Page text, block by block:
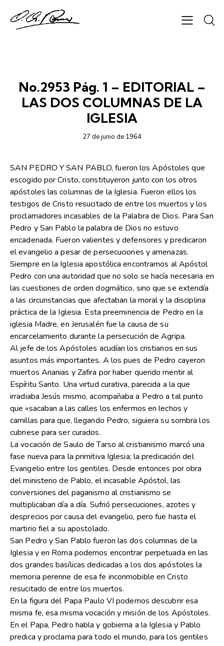
No.2953 Pág. 1 – EDITORIAL –
LAS DOS COLUMNAS DE LA
IGLESIA
27 de junio de 1964
SAN PEDRO Y SAN PABLO, fueron los Apóstoles que
escogido por Cristo, constituyeron junto con los otros
apóstoles las columnas de la Iglesia. Fueron ellos los
testigos de Cristo resucitado de entre los muertos y los
proclamadores incasables de la Palabra de Dios. Para San
Pedro y San Pablo la palabra de Dios no estuvo
encadenada. Fueron valientes y defensores y predicaron
el evangelio a pesar de persecuciones y amenazas.
Siempre en la Iglesia apostólica encontramos al Apóstol
Pedro con una autoridad que no solo se hacía necesaria en
las cuestiones de orden dogmático, sino que se extendía
a las circunstancias que afectaban la moral y la disciplina
práctica de la Iglesia. Esta preeminencia de Pedro en la
iglesia Madre, en Jerusalén fue la causa de su
encarcelamiento durante la persecución de Agripa.
Al jefe de los Apóstoles acudían los cristianos en sus
asuntos más importantes. A los pues de Pedro cayeron
muertos Ananias y Zafira por haber querido mentir al
Espíritu Santo. Una virtud curativa, parecida a la que
irradiaba Jesús mismo, acompañaba a Pedro a tal punto
que «sacaban a las calles los enfermos en lechos y
camillas para que, llegando Pedro, siguiera su sombra los
cubriese para ser curados.
La vocación de Saulo de Tarso al cristianismo marcó una
fase nueva para la primitiva Iglesia; la predicación del
Evangelio entre los gentiles. Desde entonces por obra
del ministerio de Pablo, el incasable Apóstol, las
conversiones del paganismo al cristianismo se
multiplicaban día a día. Sufrió persecuciones, azotes y
desprecios por causa del evangelio, pero fue hasta el
martirio fiel a su apostolado.
San Pedro y San Pablo fueron las dos columnas de la
Iglesia y en Roma podemos encontrar perpetuada en las
dos grandes basílicas dedicadas a los dos apóstoles la
memoria perenne de esa fe inconmobible en Cristo
resucitado de entre los muertos.
En la figura del Papa Paulo VI podemos descubrir esa
misma fe, esa misma vocación y misión de los Apóstoles.
En el Papa, Pedro habla y gobierna a la Iglesia y Pablo
predica y proclama para todo el mundo, para los gentiles